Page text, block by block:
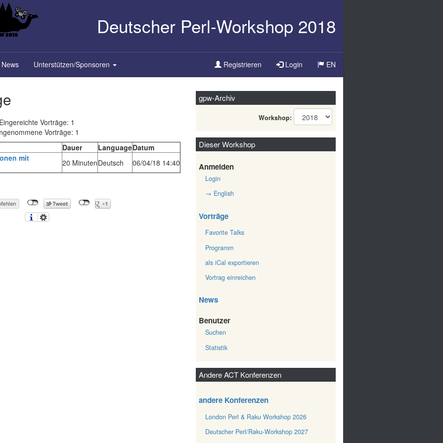
Deutscher Perl-Workshop 2018
News Unterstützen/Sponsoren Registrieren Login EN
Eingereichte Vorträge: 1
Vorträge: 1
Dauer LanguageDatum
mit
20 MinutenDeutsch 06/04/18 14:40
gpw-Archiv
Workshop:
Dieser Workshop
Anmelden
Login
→ English
Vorträge
Favorite Talks
Programm
als iCal exportieren
Vortrag einreichen
News
Benutzer
Suchen
Statistik
Andere ACT Konferenzen
andere Konferenzen
London Perl & Raku Workshop 2026
Deutscher Perl/Raku-Workshop 2027